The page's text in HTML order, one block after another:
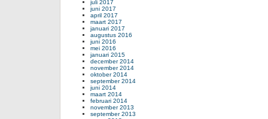
juli 2017
juni 2017
april 2017
maart 2017
januari 2017
augustus 2016
juni 2016
mei 2016
januari 2015
december 2014
november 2014
oktober 2014
september 2014
juni 2014
maart 2014
februari 2014
november 2013
september 2013